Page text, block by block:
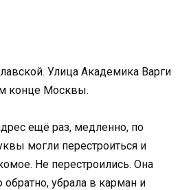
Улица Академика Варги
конце Москвы.
ещё раз, медленно, по
могли перестроиться и
Не перестроились. Она
убрала в карман и